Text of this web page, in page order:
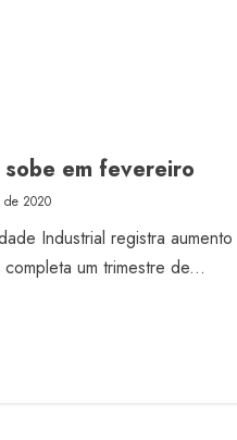
em fevereiro
de 2020
Industrial registra aumento
um trimestre de...